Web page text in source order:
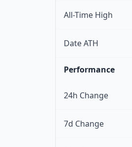
All-Time High
Date ATH
Performance
24h Change
7d Change